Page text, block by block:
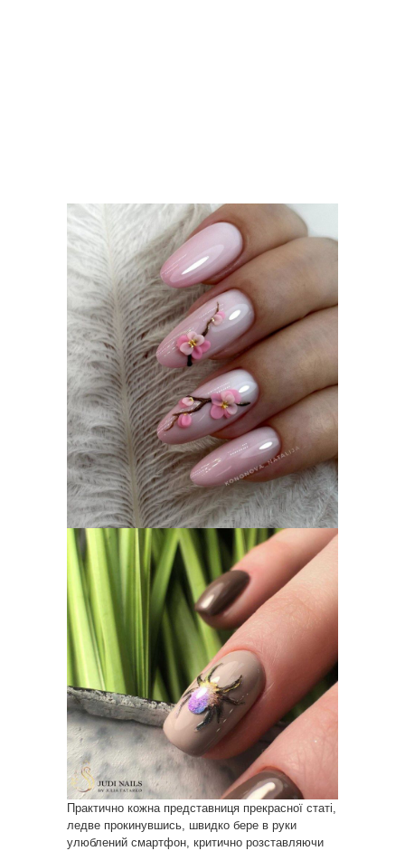
Практично кожна представниця прекрасної статі,
ледве прокинувшись, швидко бере в руки
улюблений смартфон, критично розставляючи